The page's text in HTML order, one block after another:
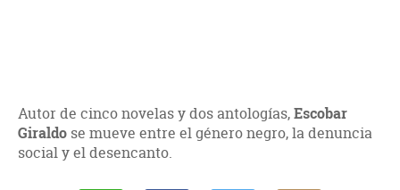
Autor de cinco novelas y dos antologías,Escobar
Giraldo se mueve entre el género negro, la denuncia
social y el desencanto.